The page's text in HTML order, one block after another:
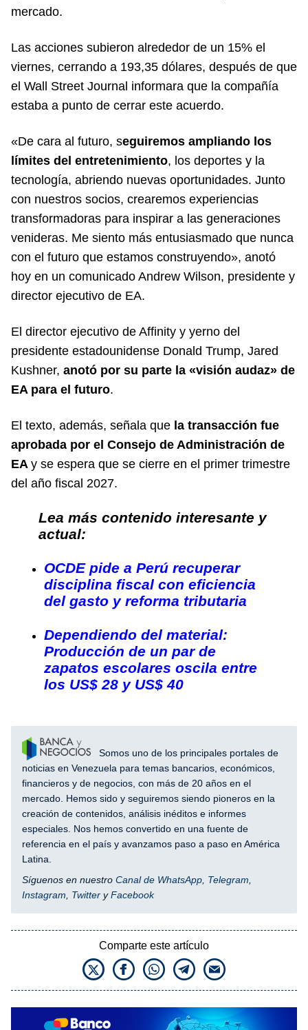
mercado.
Las acciones subieron alrededor de un 15% el
viernes, cerrando a 193,35 dólares, después de que
el Wall Street Journal informara que la compañía
estaba a punto de cerrar este acuerdo.
«De cara al futuro, seguiremos ampliando los
límites del entretenimiento, los deportes y la
tecnología, abriendo nuevas oportunidades. Junto
con nuestros socios, crearemos experiencias
transformadoras para inspirar a las generaciones
venideras. Me siento más entusiasmado que nunca
con el futuro que estamos construyendo», anotó
hoy en un comunicado Andrew Wilson, presidente y
director ejecutivo de EA.
El director ejecutivo de Affinity y yerno del
presidente estadounidense Donald Trump, Jared
Kushner, anotó por su parte la «visión audaz» de
EA para el futuro.
El texto, además, señala que la transacción fue
aprobada por el Consejo de Administración de
EA y se espera que se cierre en el primer trimestre
del año fiscal 2027.
Lea más contenido interesante y
actual:
OCDE pide a Perú recuperar
disciplina fiscal con eficiencia
del gasto y reforma tributaria
Dependiendo del material:
Producción de un par de
zapatos escolares oscila entre
los US$ 28 y US$ 40
Somos uno de los principales portales de
noticias en Venezuela para temas bancarios, económicos,
financieros y de negocios, con más de 20 años en el
mercado. Hemos sido y seguiremos siendo pioneros en la
creación de contenidos, análisis inéditos e informes
especiales. Nos hemos convertido en una fuente de
referencia en el país y avanzamos paso a paso en América
Latina.
Síguenos en nuestro Canal de WhatsApp Telegram
Instagram
Twitter yFacebook
Comparte este artículo